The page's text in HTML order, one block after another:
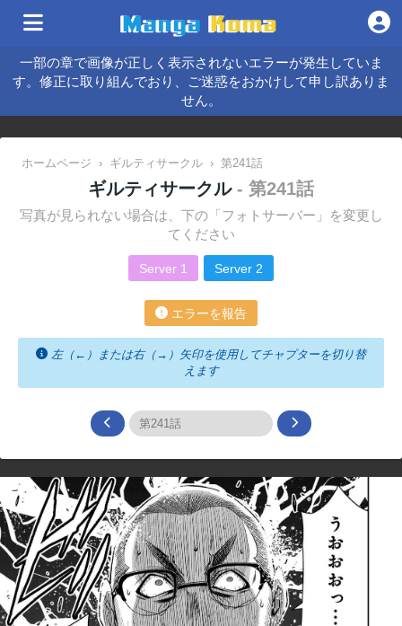
一部の章で画像が正しく表示されないエラーが発生していま
す。修正に取り組んでおり、ご迷惑をおかけして申し訳ありま
せん。
ホームページ › ギルティサークル › 第241話
ギルティサークル - 第241話
写真が見られない場合は、下の「フォトサーバー」を変更し
てください
Server 1 Server 2
エラーを報告
左（←）または右（→）矢印を使用してチャプターを切り替
えます